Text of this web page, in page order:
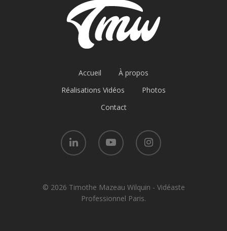
Accueil
À propos
Réalisations Vidéos
Photos
Contact
© 2026 Timothe Mazeau Wilquin - Vidéaste
Professionnel Paris.